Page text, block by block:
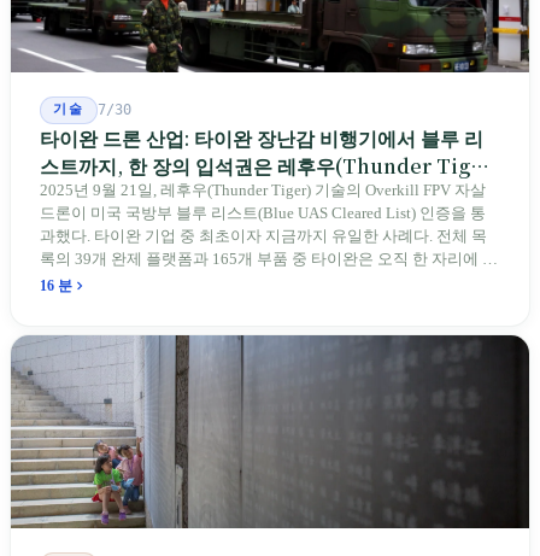
기술 7/30
타이완 드론 산업: 타이완 장난감 비행기에서 블루 리
스트까지, 한 장의 입석권은 레후우(Thunder Tiger)
에게
2025년 9월 21일, 레후우(Thunder Tiger) 기술의 Overkill FPV 자살
드론이 미국 국방부 블루 리스트(Blue UAS Cleared List) 인증을 통
과했다. 타이완 기업 중 최초이자 지금까지 유일한 사례다. 전체 목
록의 39개 완제 플랫폼과 165개 부품 중 타이완은 오직 한 자리에 불
과하다. 2026년 4월, 미국 양당 소속 상원의원 4명이 《타이완을 위
를 드러낸다: 타이완의 진입이 너무 느려 미국 스스로가 입법을 통해
장벽을 낮춰야 한다는 점이다. 타이완에서 46년간 원격 조종 장난감
비행기를 만들어 온 한 회사가 오하이오주에 두 번째 공장을 건설할
계획을 세우고 있다.
16 분